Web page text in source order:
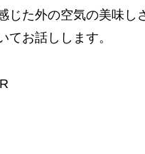
じた外の空気の美味し
お話しします。